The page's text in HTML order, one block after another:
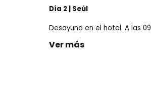
Día 2 | Seúl
Desayuno en el hotel. A las
Ver más